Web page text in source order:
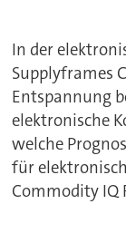
In der
Supplyframes
Entspannung
elektronische
welche
für
Commodity IQ